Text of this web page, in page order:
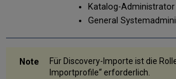
Katalog-Administrator
General
Für Discovery-Importe ist die
Importprofile“ erforderlich.